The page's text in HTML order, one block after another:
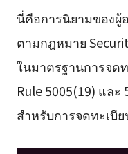
นี่คือการนิยามของผู้
ตามกฎหมาย
ในมาตรฐานการจดท
Rule 5005(19) แล
สำหรับการจดทะเบีย